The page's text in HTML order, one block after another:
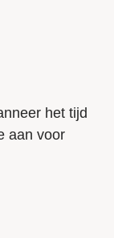
het tijd
aan voor